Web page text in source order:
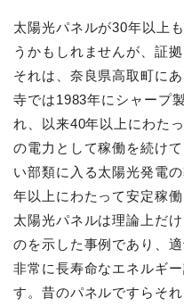
太陽光パネルが30年以上
うかもしれませんが、証
それは、奈良県高取町に
寺では1983年にシャープ
れ、以来40年以上にわた
の電力として稼働を続け
い部類に入る太陽光発電
年以上にわたって安定稼働
太陽光パネルは理論上だ
のを示した事例であり、
非常に長寿命なエネルギ
す。昔のパネルですらそ